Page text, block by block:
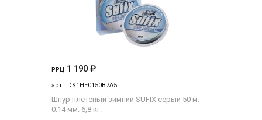
РРЦ 1 190 ₽
арт.: DS1HE0150B7A5I
Шнур плетеный зимний SUFIX серый 50 м.
0.14 мм. 6,8 кг.